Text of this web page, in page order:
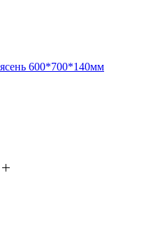
600*700*140мм